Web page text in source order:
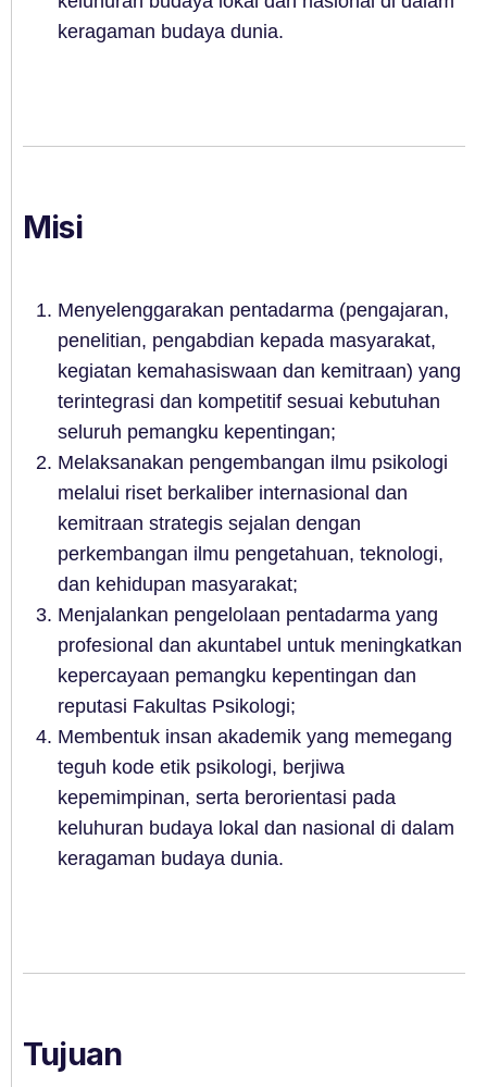
keragaman budaya dunia.
Misi
Menyelenggarakan pentadarma (pengajaran,
penelitian, pengabdian kepada masyarakat,
kegiatan kemahasiswaan dan kemitraan) yang
terintegrasi dan kompetitif sesuai kebutuhan
seluruh pemangku kepentingan;
Melaksanakan pengembangan ilmu psikologi
melalui riset berkaliber internasional dan
kemitraan strategis sejalan dengan
perkembangan ilmu pengetahuan, teknologi,
dan kehidupan masyarakat;
Menjalankan pengelolaan pentadarma yang
profesional dan akuntabel untuk meningkatkan
kepercayaan pemangku kepentingan dan
reputasi Fakultas Psikologi;
Membentuk insan akademik yang memegang
teguh kode etik psikologi, berjiwa
kepemimpinan, serta berorientasi pada
keluhuran budaya lokal dan nasional di dalam
keragaman budaya dunia.
Tujuan